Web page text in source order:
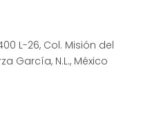
L-26, Col. Misión del
García, N.L., México